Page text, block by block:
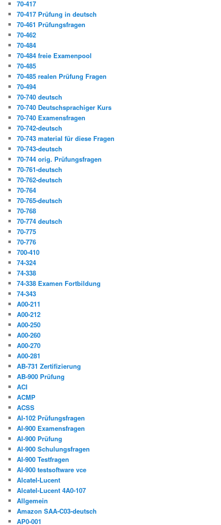
70-417
70-417 Prüfung in deutsch
70-461 Prüfungsfragen
70-462
70-484
70-484 freie Examenpool
70-485
70-485 realen Prüfung Fragen
70-494
70-740 deutsch
70-740 Deutschsprachiger Kurs
70-740 Examensfragen
70-742-deutsch
70-743 material für diese Fragen
70-743-deutsch
70-744 orig. Prüfungsfragen
70-761-deutsch
70-762-deutsch
70-764
70-765-deutsch
70-768
70-774 deutsch
70-775
70-776
700-410
74-324
74-338
74-338 Examen Fortbildung
74-343
A00-211
A00-212
A00-250
A00-260
A00-270
A00-281
AB-731 Zertifizierung
AB-900 Prüfung
ACI
ACMP
ACSS
AI-102 Prüfungsfragen
AI-900 Examensfragen
AI-900 Prüfung
AI-900 Schulungsfragen
AI-900 Testfragen
AI-900 testsoftware vce
Alcatel-Lucent
Alcatel-Lucent 4A0-107
Allgemein
Amazon SAA-C03-deutsch
AP0-001